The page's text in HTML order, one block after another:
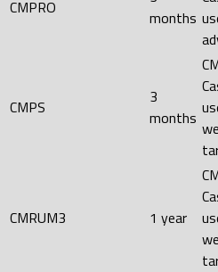
CMPRO
months
CMPS
3
months
CMRUM3 1 year